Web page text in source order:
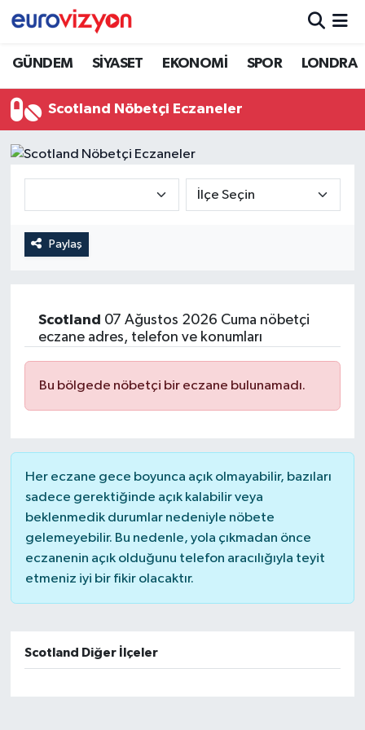
GÜNDEM SİYASET EKONOMİ SPOR LONDRA
Scotland Nöbetçi Eczaneler
Paylaş
Scotland 07 Ağustos 2026 Cuma nöbetçi
eczane adres, telefon ve konumları
Bu bölgede nöbetçi bir eczane bulunamadı.
Her eczane gece boyunca açık olmayabilir, bazıları
sadece gerektiğinde açık kalabilir veya
beklenmedik durumlar nedeniyle nöbete
gelemeyebilir. Bu nedenle, yola çıkmadan önce
eczanenin açık olduğunu telefon aracılığıyla teyit
etmeniz iyi bir fikir olacaktır.
Scotland Diğer İlçeler